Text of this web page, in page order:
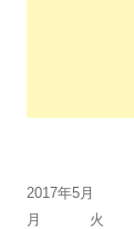
2017年5月
月
火